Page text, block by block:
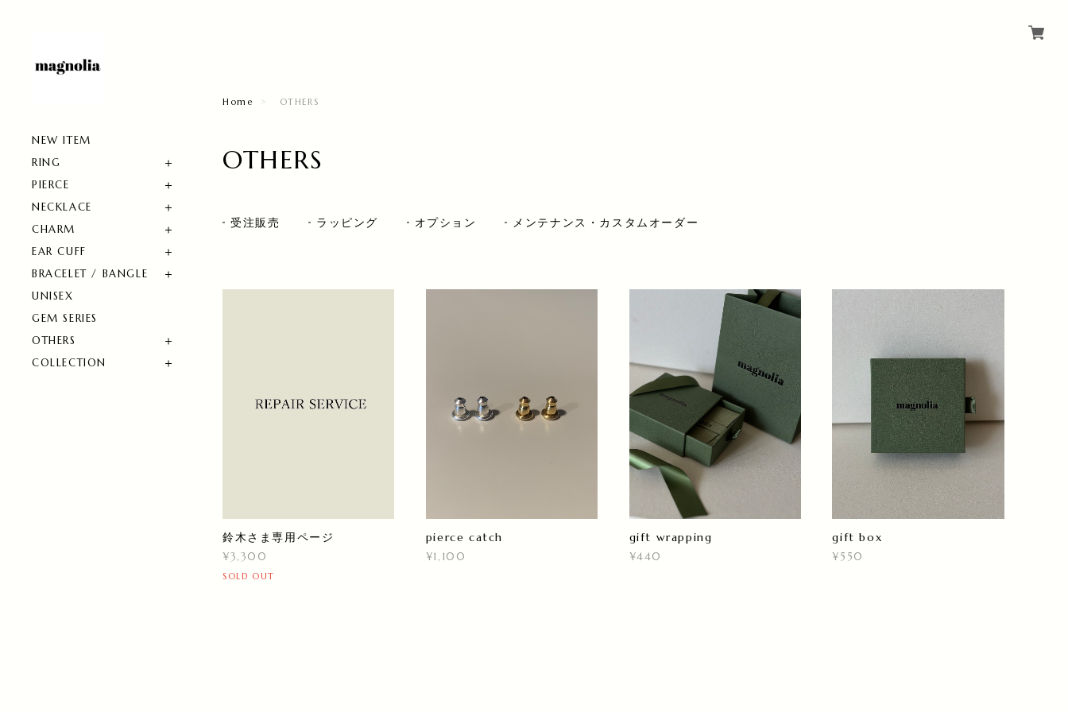
NEW ITEM
RING
PIERCE
NECKLACE
CHARM
EAR CUFF
BRACELET / BANGLE
UNISEX
GEM SERIES
OTHERS
COLLECTION
Home OTHERS
OTHERS
受注販売 ラッピング オプション メンテナンス・カスタムオーダー
鈴木さま専用ページ
¥3,300
SOLD OUT
pierce catch
¥1,100
gift wrapping
¥440
gift box
¥550